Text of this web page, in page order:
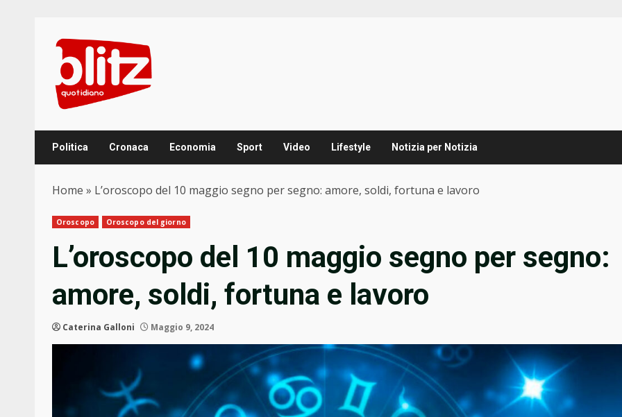
content
Politica Cronaca Economia Sport Video Lifestyle Notizia per Notizia
Home » L’oroscopo del 10 maggio segno per segno: amore, soldi, fortuna e lavoro
Oroscopo Oroscopo del giorno
L’oroscopo del 10 maggio segno per segno:
amore, soldi, fortuna e lavoro
Caterina Galloni Maggio 9, 2024